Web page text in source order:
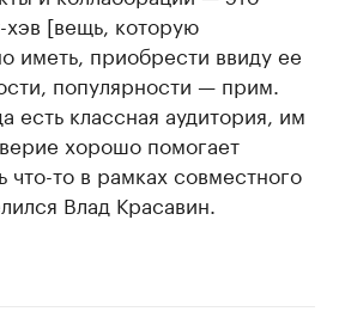
[вещь, которую
иметь, приобрести ввиду ее
популярности — прим.
есть классная аудитория, им
хорошо помогает
что-то в рамках совместного
Влад Красавин.